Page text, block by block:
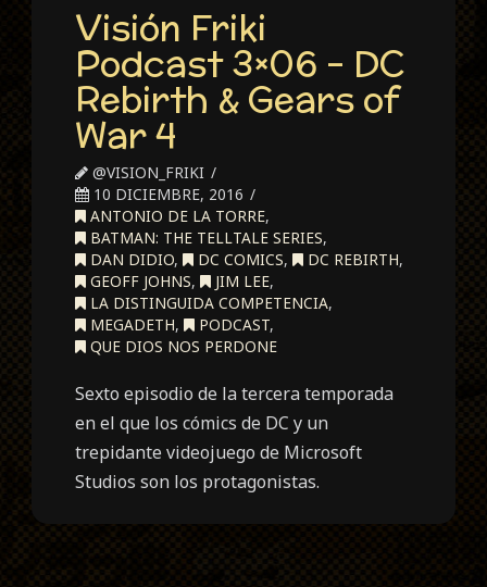
Visión Friki
Podcast 3×06 – DC
Rebirth & Gears of
War 4
@VISION_FRIKI
10 DICIEMBRE, 2016
ANTONIO DE LA TORRE,
BATMAN: THE TELLTALE SERIES,
DAN DIDIO, DC COMICS, DC REBIRTH,
GEOFF JOHNS, JIM LEE,
LA DISTINGUIDA COMPETENCIA,
MEGADETH, PODCAST,
QUE DIOS NOS PERDONE
Sexto episodio de la tercera temporada
en el que los cómics de DC y un
trepidante videojuego de Microsoft
Studios son los protagonistas.